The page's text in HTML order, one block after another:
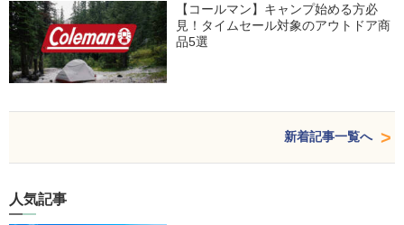
【コールマン】キャンプ始める方必
見！タイムセール対象のアウトドア商
品5選
新着記事一覧へ
人気記事